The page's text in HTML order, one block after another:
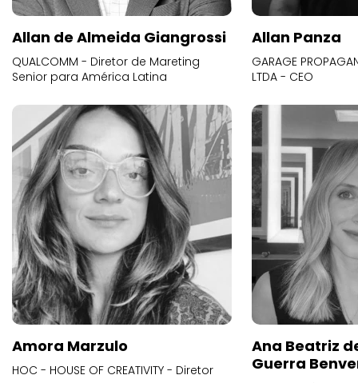
Allan de Almeida Giangrossi
QUALCOMM - Diretor de Mareting
Senior para América Latina
Allan Panza
GARAGE
LTDA - CEO
Amora Marzulo
HOC - HOUSE OF CREATIVITY - Diretor
Ana Beatriz
Guerra